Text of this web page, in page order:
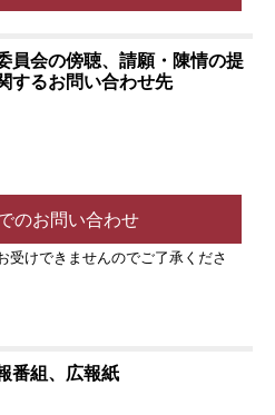
員会の傍聴、請願・陳情の提
するお問い合わせ先
のお問い合わせ
受けできませんのでご了承くださ
番組、広報紙